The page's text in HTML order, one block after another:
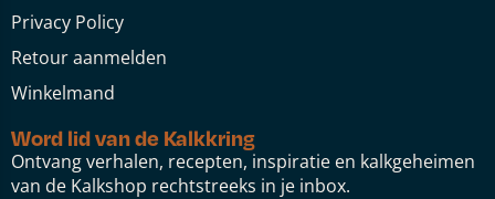
Privacy Policy
Retour aanmelden
Winkelmand
Word lid van de Kalkkring
Ontvang verhalen, recepten, inspiratie en kalkgeheimen
van de Kalkshop rechtstreeks in je inbox.